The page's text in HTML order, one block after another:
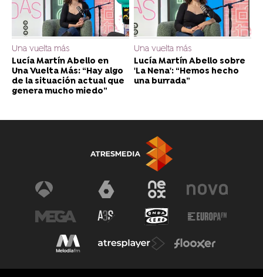
Una vuelta más
Lucía Martín Abello en
Una Vuelta Más: “Hay algo
de la situación actual que
genera mucho miedo”
Una vuelta más
Lucía Martín Abello sobre
'La Nena': “Hemos hecho
una burrada”